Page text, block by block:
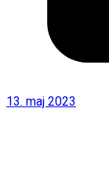
13. maj 2023